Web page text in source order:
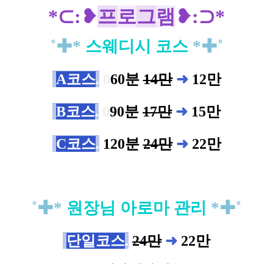
*⊂:❥프로그램 ❥:⊃*
˚✚* 스웨디시 코스*✚˚
A코스. 60분14만 ➜ 12만
B코스. 90분 17만 ➜ 15만
C코스. 120분24만 ➜ 22만
˚✚* 원장님 아로마 관리 *✚˚
단일코스. 24만 ➜ 22만